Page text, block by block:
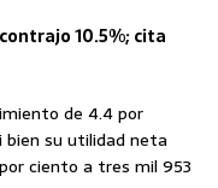
10.5%; cita
de 4.4 por
bien su utilidad neta
ciento a tres mil 953